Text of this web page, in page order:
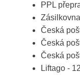
PPL
Česká
Česká
Česká
Liftago -